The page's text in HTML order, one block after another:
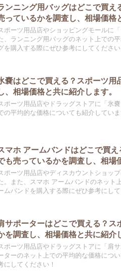
ンニング用バッグはどこで買え
っているかを調査し、相場価格
ポーツ用品店やショッピングモールに
、ランニング用バッグのネット上での
を購入する際にぜひ参考にしてください
嚢はどこで買える？スポーツ
、相場価格と共に紹介します。
ポーツ用品店やドラッグストアに「氷
の平均的な価格についても紹介してい
マホ アームバンドはどこで買
も売っているかを調査し、相場
ポーツ用品店やディスカウントショッ
。また、スマホ アームバンドのネット
ムバンドを購入する際にぜひ参考にして
サポーターはどこで買える？
を調査し、相場価格と共に紹介
ポーツ用品店やドラッグストアに「肩
ターのネット上での平均的な価格につ
にしてください！